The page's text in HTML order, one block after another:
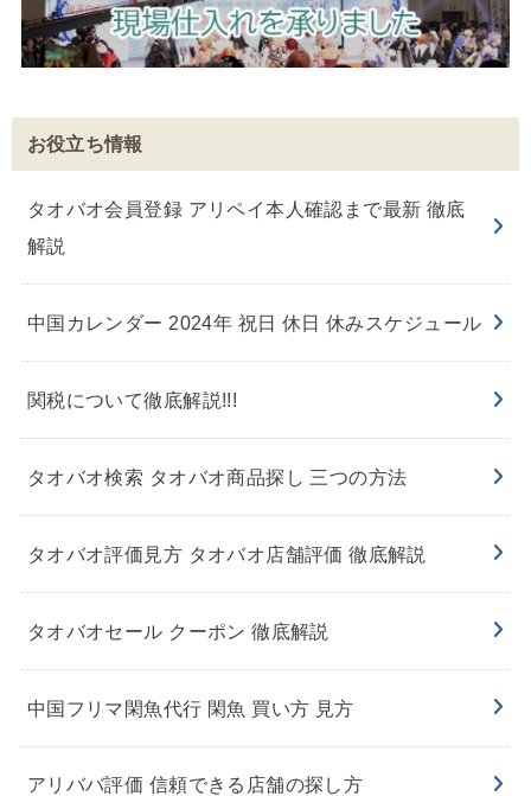
お役立ち情報
タオバオ会員登録 アリペイ本人確認まで最新 徹底
解説
中国カレンダー 2024年 祝日 休日 休みスケジュール
関税について徹底解説!!!
タオバオ検索 タオバオ商品探し 三つの方法
タオバオ評価見方 タオバオ店舗評価 徹底解説
タオバオセール クーポン 徹底解説
中国フリマ閑魚代行 閑魚 買い方 見方
アリババ評価 信頼できる店舗の探し方